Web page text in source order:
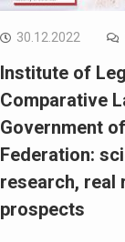
30.12.2022
Institute of
Comparative
Government
Federation:
research, real
prospects